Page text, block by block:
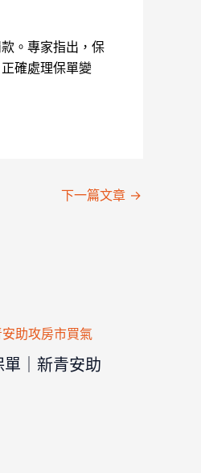
。專家指出，保
確處理保單變
下一篇文章 →
｜新青安助